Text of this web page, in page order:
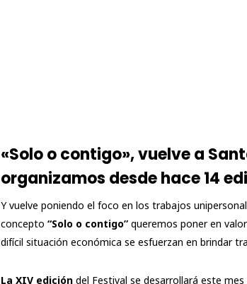
«Solo o contigo», vuelve a
organizamos desde hace 14
Y vuelve poniendo el foco en los trabajos
concepto “Solo o contigo” queremos poner en
difícil situación económica se esfuerzan en brindar
La XIV edición del Festival se desarrollará este mes